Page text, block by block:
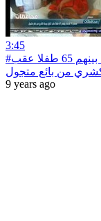
3:45
#أخبار‪_‬المحافظات | سوهاج.. تسمم 76 شخصا بينهم 65 طفلا عقب
من بائع متجول
9 years ago